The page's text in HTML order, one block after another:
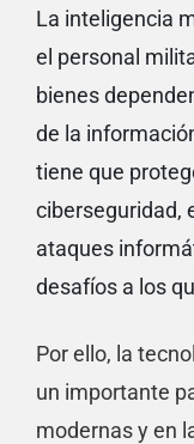
La inteligencia
el personal
bienes
de la
tiene que
ciberseguridad,
ataques
desafíos a los
Por ello, la
un importante
modernas y en